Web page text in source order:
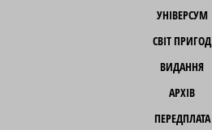
УНІВЕРСУМ
СВІТ ПРИГОД
ВИДАННЯ
АРХІВ
ПЕРЕДПЛАТА